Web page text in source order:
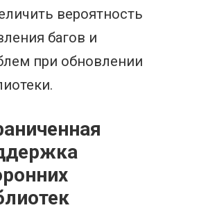
вероятность
багов и
при обновлении